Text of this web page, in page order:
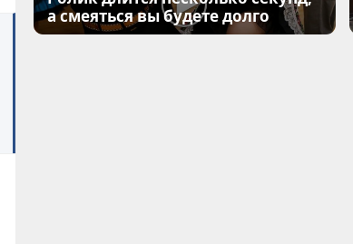
а смеяться вы будете долго